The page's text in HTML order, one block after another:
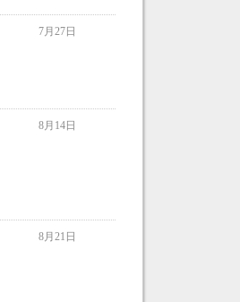
7月27日
8月14日
8月21日